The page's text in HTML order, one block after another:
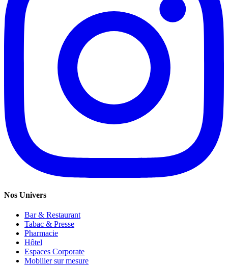
Nos Univers
Bar & Restaurant
Tabac & Presse
Pharmacie
Hôtel
Espaces Corporate
Mobilier sur mesure